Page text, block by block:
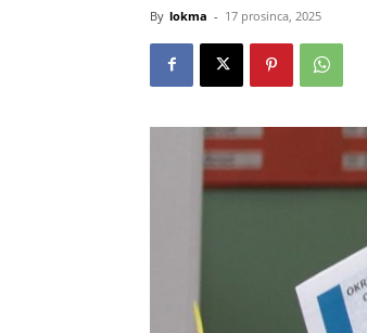
By lokma - 17 prosinca, 2025